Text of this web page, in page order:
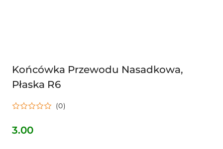
Końcówka Przewodu Nasadkowa,
Płaska R6
(0)
Cena:
3.00